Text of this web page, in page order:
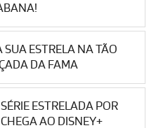
ESTRELA NA TÃO
DA FAMA
ESTRELADA POR
AO DISNEY+